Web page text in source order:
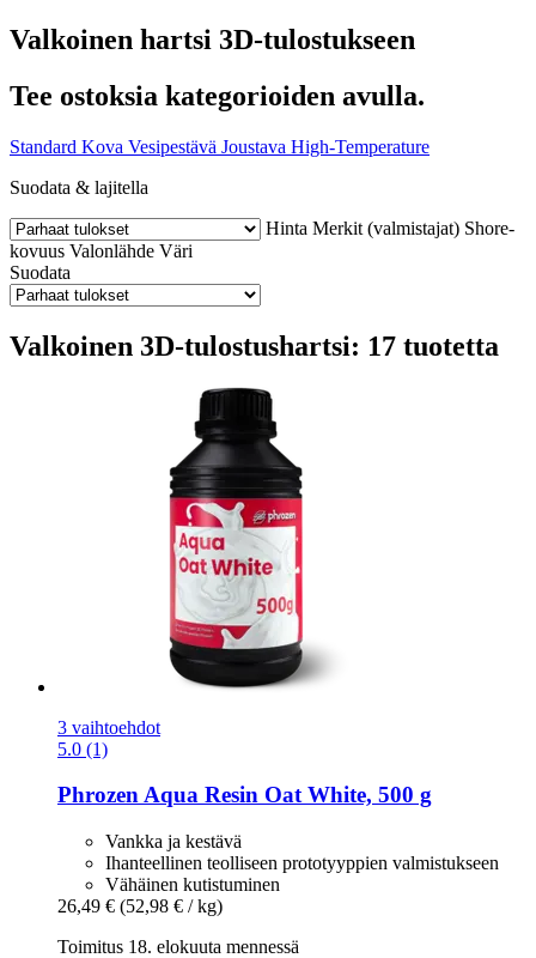
Valkoinen hartsi 3D-tulostukseen
Tee ostoksia kategorioiden avulla.
Standard Kova Vesipestävä Joustava High-Temperature
Suodata & lajitella
Hinta Merkit (valmistajat) Shore-
kovuus Valonlähde Väri
Suodata
Valkoinen 3D-tulostushartsi: 17 tuotetta
3 vaihtoehdot
5.0 (1)
PhrozenAqua Resin Oat White, 500 g
Vankka ja kestävä
Ihanteellinen teolliseen prototyyppien valmistukseen
Vähäinen kutistuminen
26,49 € (52,98 € / kg)
Toimitus 18. elokuuta mennessä